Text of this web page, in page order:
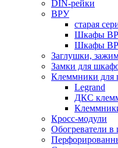
DIN-рейки
ВРУ
старая
Шкафы
Шкафы
Заглушки,
Замки для
Клеммники для
Legrand
ДКС
Кросс-модули
Обогреватели